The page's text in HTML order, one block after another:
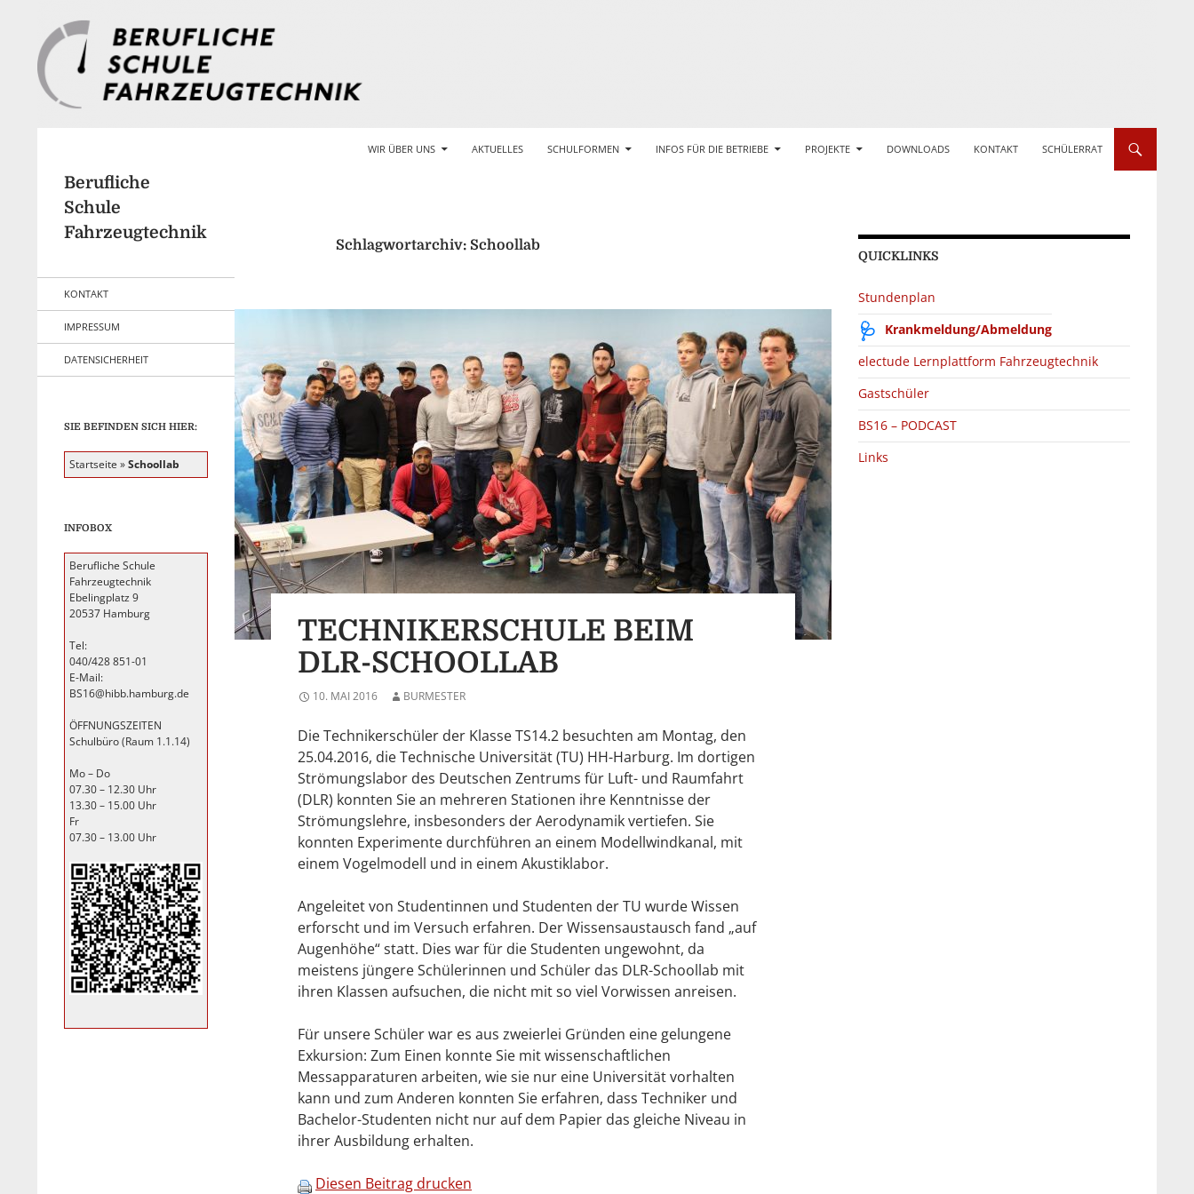
springen
WIR ÜBER UNS AKTUELLES SCHULFORMEN INFOS FÜR DIE BETRIEBE PROJEKTE DOWNLOADS KONTAKT SCHÜLERRAT
Schlagwortarchiv: Schoollab
TECHNIKERSCHULE BEIM
DLR-SCHOOLLAB
10. MAI 2016 BURMESTER
Die Technikerschüler der Klasse TS14.2 besuchten am Montag, den
25.04.2016, die Technische Universität (TU) HH-Harburg. Im dortigen
Strömungslabor des Deutschen Zentrums für Luft- und Raumfahrt
(DLR) konnten Sie an mehreren Stationen ihre Kenntnisse der
Strömungslehre, insbesonders der Aerodynamik vertiefen. Sie
konnten Experimente durchführen an einem Modellwindkanal, mit
einem Vogelmodell und in einem Akustiklabor.
Angeleitet von Studentinnen und Studenten der TU wurde Wissen
erforscht und im Versuch erfahren. Der Wissensaustausch fand „auf
Augenhöhe“ statt. Dies war für die Studenten ungewohnt, da
meistens jüngere Schülerinnen und Schüler das DLR-Schoollab mit
ihren Klassen aufsuchen, die nicht mit so viel Vorwissen anreisen.
Für unsere Schüler war es aus zweierlei Gründen eine gelungene
Exkursion: Zum Einen konnte Sie mit wissenschaftlichen
Messapparaturen arbeiten, wie sie nur eine Universität vorhalten
kann und zum Anderen konnten Sie erfahren, dass Techniker und
Bachelor-Studenten nicht nur auf dem Papier das gleiche Niveau in
ihrer Ausbildung erhalten.
Diesen Beitrag drucken
QUICKLINKS
Stundenplan
Krankmeldung/Abmeldung
electude Lernplattform Fahrzeugtechnik
Gastschüler
BS16 – PODCAST
Links
Berufliche
Schule
Fahrzeugtechnik
KONTAKT
IMPRESSUM
DATENSICHERHEIT
SIE BEFINDEN SICH HIER:
Startseite »Schoollab
INFOBOX
Berufliche Schule
Fahrzeugtechnik
Ebelingplatz 9
20537 Hamburg
Tel:
040/428 851-01
E-Mail:
BS16@hibb.hamburg.de
ÖFFNUNGSZEITEN
Schulbüro (Raum 1.1.14)
Mo – Do
07.30 – 12.30 Uhr
13.30 – 15.00 Uhr
Fr
07.30 – 13.00 Uhr